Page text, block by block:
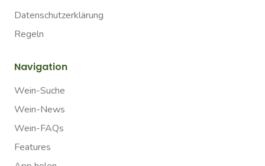
Datenschutzerklärung
Regeln
Navigation
Wein-Suche
Wein-News
Wein-FAQs
Features